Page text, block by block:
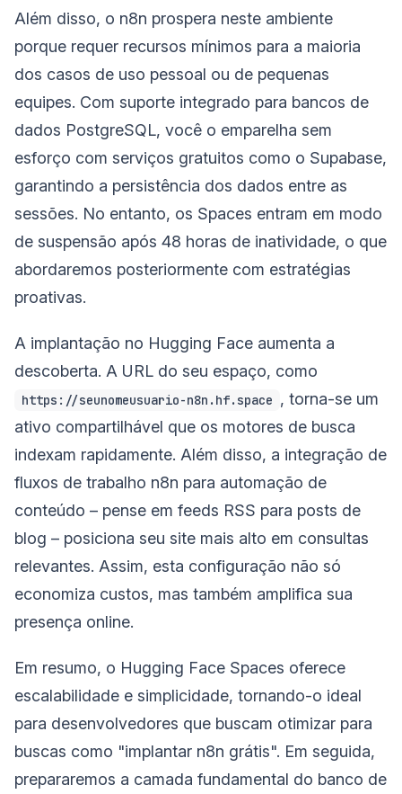
Além disso, o n8n prospera neste ambiente
porque requer recursos mínimos para a maioria
dos casos de uso pessoal ou de pequenas
equipes. Com suporte integrado para bancos de
dados PostgreSQL, você o emparelha sem
esforço com serviços gratuitos como o Supabase,
garantindo a persistência dos dados entre as
sessões. No entanto, os Spaces entram em modo
de suspensão após 48 horas de inatividade, o que
abordaremos posteriormente com estratégias
proativas.
A implantação no Hugging Face aumenta a
descoberta. A URL do seu espaço, como
https://seunomeusuario-n8n.hf.space , torna-se um
ativo compartilhável que os motores de busca
indexam rapidamente. Além disso, a integração de
fluxos de trabalho n8n para automação de
conteúdo – pense em feeds RSS para posts de
blog – posiciona seu site mais alto em consultas
relevantes. Assim, esta configuração não só
economiza custos, mas também amplifica sua
presença online.
Em resumo, o Hugging Face Spaces oferece
escalabilidade e simplicidade, tornando-o ideal
para desenvolvedores que buscam otimizar para
buscas como "implantar n8n grátis". Em seguida,
prepararemos a camada fundamental do banco de